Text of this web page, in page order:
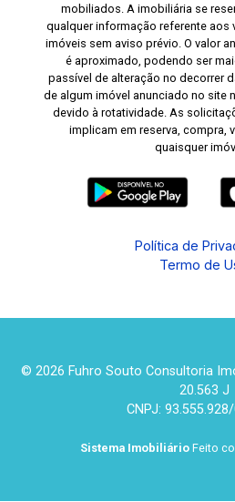
mobiliados. A imobiliária se
qualquer informação referente aos
imóveis sem aviso prévio. O valor
é aproximado, podendo ser
passível de alteração no decorrer
de algum imóvel anunciado no site
devido à rotatividade. As
implicam em reserva, compra,
quaisquer
Política de
Termo de
© 2026 Fuhro Souto Consultoria
20.563 J
CNPJ:
Sistema Imobiliário Feito